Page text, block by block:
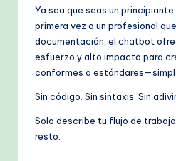
Ya sea que seas un
primera vez o un profesional
documentación, el chatbot
esfuerzo y alto impacto para
conformes a
Sin código. Sin sintaxis. Sin
Solo describe tu flujo de
resto.